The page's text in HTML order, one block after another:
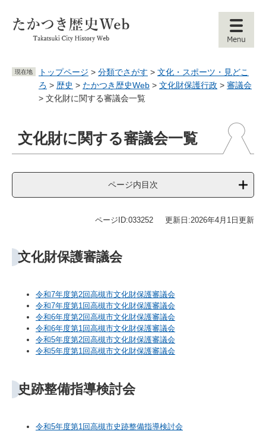
現在地 トップページ > 分類でさがす > 文化・スポーツ・見どこ
ろ > 歴史 > たかつき歴史Web > 文化財保護行政 > 審議会
> 文化財に関する審議会一覧
文文化財に関する審議会一覧
ページ内目次
ページID:033252 更新日:2026年4月1日更新
文化財保護審議会
令和7年度第2回高槻市文化財保護審議会
令和7年度第1回高槻市文化財保護審議会
令和6年度第2回高槻市文化財保護審議会
令和6年度第1回高槻市文化財保護審議会
令和5年度第2回高槻市文化財保護審議会
令和5年度第1回高槻市文化財保護審議会
史跡整備指導検討会
令和5年度第1回高槻市史跡整備指導検討会